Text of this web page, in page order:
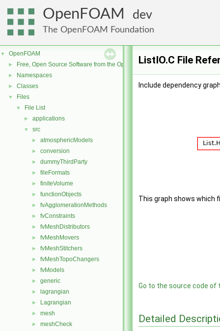
OpenFOAM dev
The OpenFOAM Foundation
▼ OpenFOAM
► Free, Open Source Software from the OpenFOAM Foundation
► Namespaces
► Classes
▼ Files
▼ File List
► applications
▼ src
► atmosphericModels
► conversion
► dummyThirdParty
► fileFormats
► finiteVolume
► functionObjects
► fvAgglomerationMethods
► fvConstraints
► fvMeshDistributors
► fvMeshMovers
► fvMeshStitchers
► fvMeshTopoChangers
► fvModels
► generic
► lagrangian
► Lagrangian
► mesh
► meshCheck
ListIO.C File
Include dependency
This graph shows which
Go to the source code of
Detailed